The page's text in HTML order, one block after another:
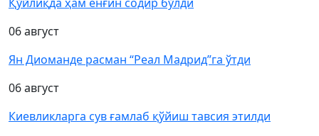
06 август
Ян Диоманде расман “Реал Мадрид”га ўтди
06 август
Киевликларга сув ғамлаб қўйиш тавсия этилди